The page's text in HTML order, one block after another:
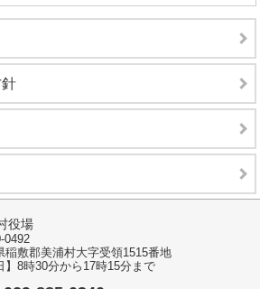
役場
0492
稲敷郡美浦村大字受領1515番地
】8時30分から17時15分まで